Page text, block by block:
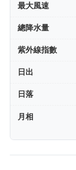
最大風速
總降水量
紫外線指數
日出
日落
月相